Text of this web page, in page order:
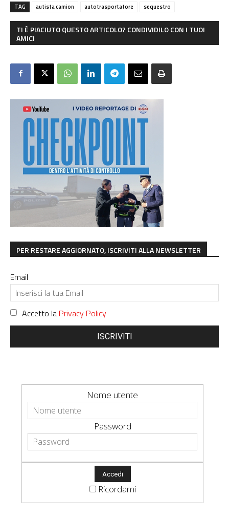
TAG autista camion autotrasportatore sequestro
TI È PIACIUTO QUESTO ARTICOLO? CONDIVIDILO CON I TUOI
AMICI
PER RESTARE AGGIORNATO, ISCRIVITI ALLA NEWSLETTER
Email
Accetto la Privacy Policy
ISCRIVITI
Nome utente
Password
Ricordami